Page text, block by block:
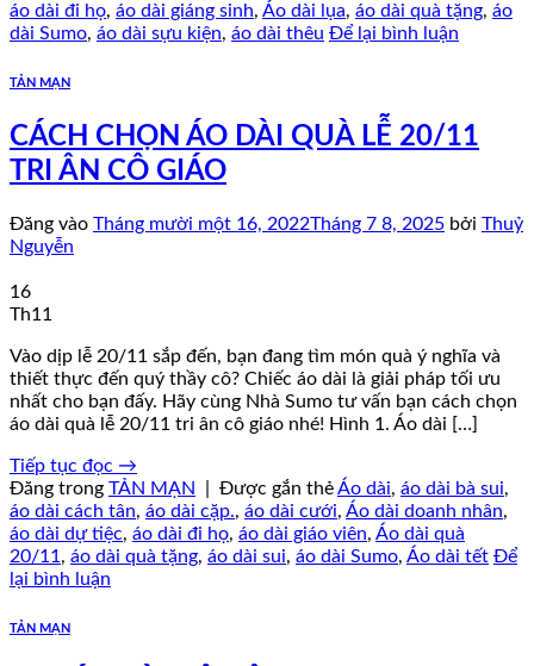
áo dài đi họ, áo dài giáng sinh, Áo dài lụa, áo dài quà tặng, áo
dài Sumo, áo dài sựu kiện, áo dài thêu Để lại bình luận
TẢN MẠN
CÁCH CHỌN ÁO DÀI QUÀ LỄ 20/11
TRI ÂN CÔ GIÁO
Đăng vào Tháng mười một 16, 2022Tháng 7 8, 2025 bởi Thuỷ
Nguyễn
16
Th11
Vào dịp lễ 20/11 sắp đến, bạn đang tìm món quà ý nghĩa và
thiết thực đến quý thầy cô? Chiếc áo dài là giải pháp tối ưu
nhất cho bạn đấy. Hãy cùng Nhà Sumo tư vấn bạn cách chọn
áo dài quà lễ 20/11 tri ân cô giáo nhé! Hình 1. Áo dài […]
Tiếp tục đọc →
Đăng trong TẢN MẠN Được gắn thẻÁo dài, áo dài bà sui,
áo dài cách tân, áo dài cặp., áo dài cưới, Áo dài doanh nhân,
áo dài dự tiệc, áo dài đi họ, áo dài giáo viên, Áo dài quà
20/11 , áo dài quà tặng, áo dài sui, áo dài Sumo, Áo dài tết Để
lại bình luận
TẢN MẠN